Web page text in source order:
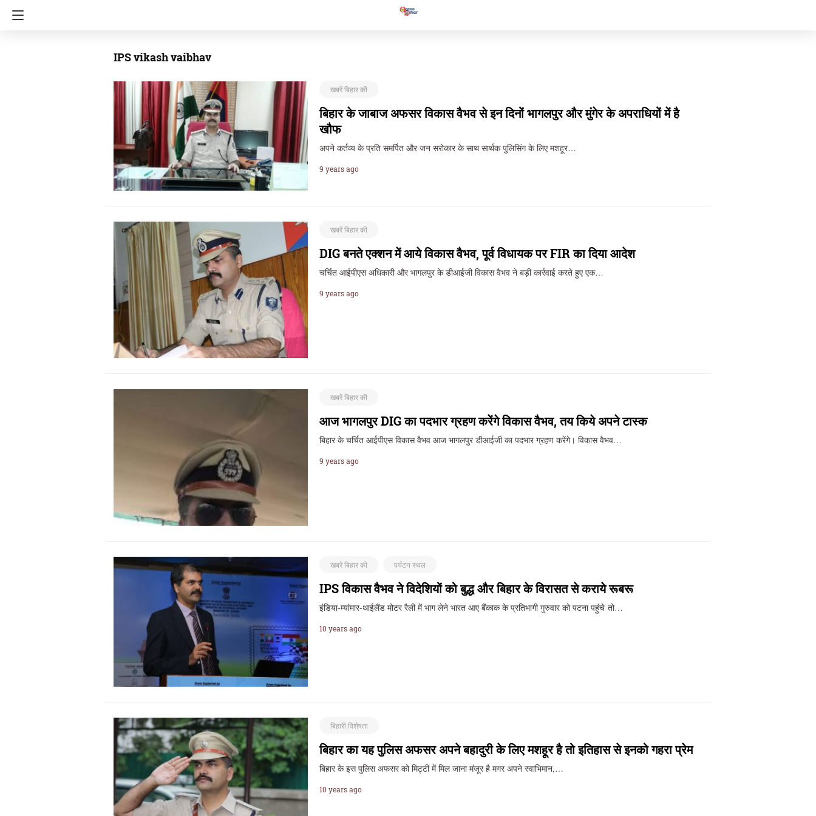
IPS vikash vaibhav
खबरें बिहार की
बिहार के जाबाज अफसर विकास वैभव से इन दिनों भागलपुर और मुंगेर के अपराधियों में है
खौफ
अपने कर्तव्य के प्रति समर्पित और जन सरोकार के साथ सार्थक पुलिसिंग के लिए मशहूर…
9 years ago
खबरें बिहार की
DIG बनते एक्शन में आये विकास वैभव, पूर्व विधायक पर FIR का दिया आदेश
चर्चित आईपीएस अधिकारी और भागलपुर के डीआईजी विकास वैभव ने बड़ी कार्रवाई करते हुए एक…
9 years ago
खबरें बिहार की
आज भागलपुर DIG का पदभार ग्रहण करेंगे विकास वैभव, तय किये अपने टास्क
बिहार के चर्चित आईपीएस विकास वैभव आज भागलपुर डीआईजी का पदभार ग्रहण करेंगे। विकास वैभव…
9 years ago
खबरें बिहार की पर्यटन स्थल
IPS विकास वैभव ने विदेशियों को बुद्ध और बिहार के विरासत से कराये रूबरू
इंडिया-म्यांमार-थाईलैंड मोटर रैली में भाग लेने भारत आए बैंकाक के प्रतिभागी गुरुवार को पटना पहुंचे तो…
10 years ago
बिहारी विशेषता
बिहार का यह पुलिस अफसर अपने बहादुरी के लिए मशहूर है तो इतिहास से इनको गहरा प्रेम
बिहार के इस पुलिस अफसर को मिट्टी में मिल जाना मंजूर है मगर अपने स्वाभिमान,…
10 years ago